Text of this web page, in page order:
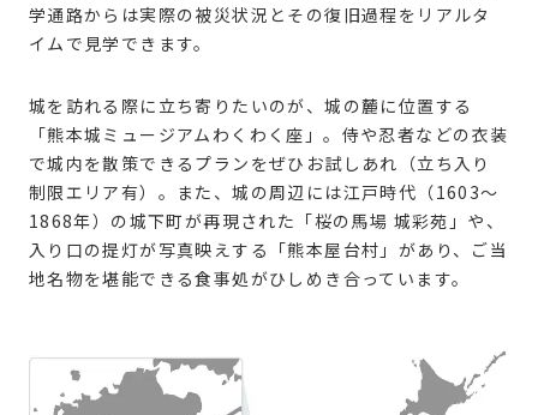
学通路からは実際の被災状況とその復旧過程をリアルタ
イムで見学できます。
城を訪れる際に立ち寄りたいのが、城の麓に位置する
「熊本城ミュージアムわくわく座」。侍や忍者などの衣装
で城内を散策できるプランをぜひお試しあれ（立ち入り
制限エリア有）。また、城の周辺には江戸時代（1603〜
1868年）の城下町が再現された「桜の馬場 城彩苑」や、
入り口の提灯が写真映えする「熊本屋台村」があり、ご当
地名物を堪能できる食事処がひしめき合っています。